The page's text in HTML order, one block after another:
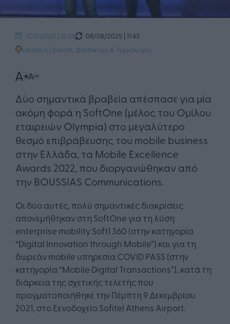
17/12/2021 | 12:08
08/08/2025 | 11:43
Ειδήσεις | Events Διαδίκτυο & Τεχνολογία
Δύο σημαντικά βραβεία απέσπασε για μία
ακόμη φορά η SoftOne (μέλος του Ομίλου
εταιρειών Olympia) στο μεγαλύτερο
θεσμό επιβράβευσης του mobile business
στην Ελλάδα, τα Mobile Excellence
Awards 2022, που διοργανώθηκαν από
την BOUSSIAS Communications.
Οι δύο αυτές, πολύ σημαντικές διακρίσεις
απονεμήθηκαν στη SoftOne για τη λύση
enterprise mobility Soft1 360 (στην κατηγορία
“Digital Innovation through Mobile”) και για τη
δωρεάν mobile υπηρεσία COVID PASS (στην
κατηγορία “Mobile Digital Transactions”), κατά τη
διάρκεια της σχετικής τελετής που
πραγματοποιήθηκε την Πέμπτη 9 Δεκεμβρίου
2021, στο ξενοδοχείο Sofitel Athens Airport.